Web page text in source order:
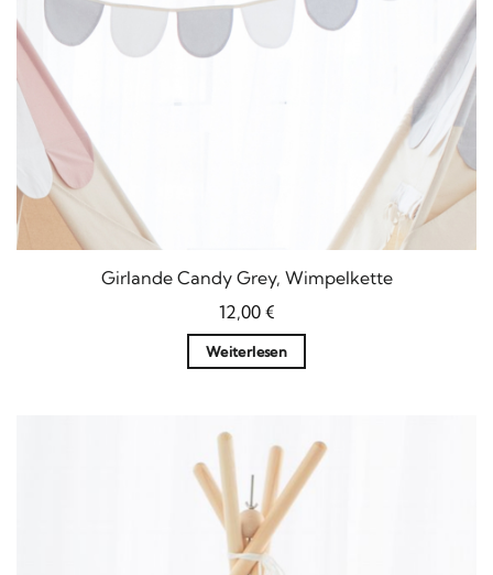
Girlande Candy Grey, Wimpelkette
12,00 €
Weiterlesen